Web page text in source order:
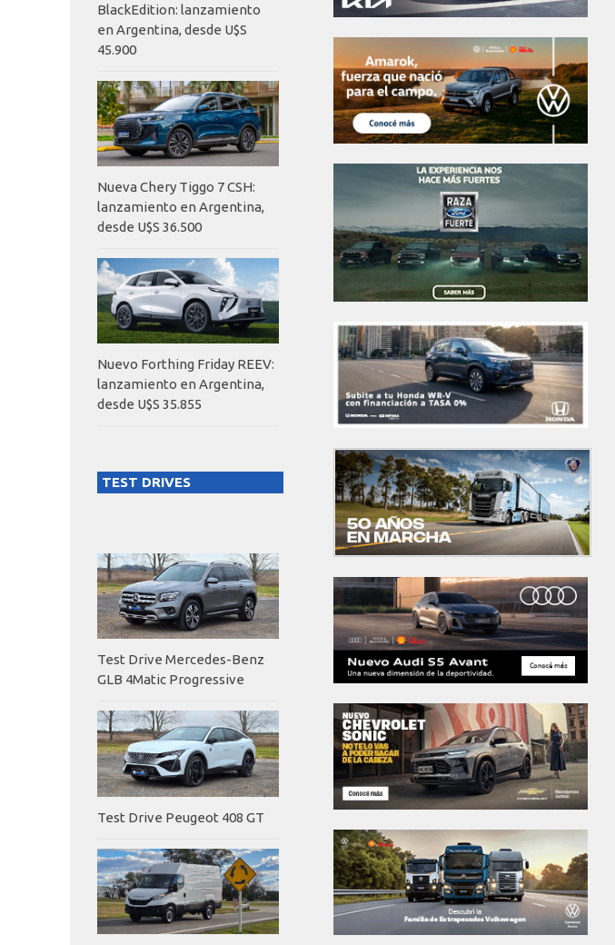
BlackEdition: lanzamiento
en Argentina, desde U$S
45.900
Nueva Chery Tiggo 7 CSH:
lanzamiento en Argentina,
desde U$S 36.500
Nuevo Forthing Friday REEV:
lanzamiento en Argentina,
desde U$S 35.855
TEST DRIVES
Test Drive Mercedes-Benz
GLB 4Matic Progressive
Test Drive Peugeot 408 GT